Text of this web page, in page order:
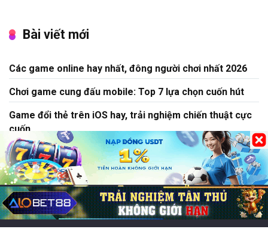
Bài viết mới
Các game online hay nhất, đông người chơi nhất 2026
Chơi game cung đấu mobile: Top 7 lựa chọn cuốn hút
Game đổi thẻ trên iOS hay, trải nghiệm chiến thuật cực
cuốn
Chơi game CF Mobile: Làm chủ chiến trường Crossfire
Legends
Mo thấy nấm mồ đánh lô đề con gì? Điềm báo lành hay
dữ?